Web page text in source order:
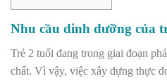
Nhu cầu dinh dưỡng của
Trẻ 2 tuổi đang trong giai đoạn
chất. Vì vậy, việc xây dựng thực